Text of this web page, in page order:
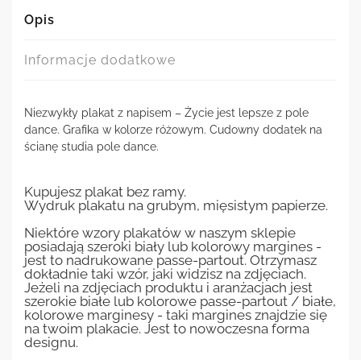
Opis
Informacje dodatkowe
Niezwykły plakat z napisem – Życie jest lepsze z pole
dance. Grafika w kolorze różowym. Cudowny dodatek na
ścianę studia pole dance.
Kupujesz plakat bez ramy.
Wydruk plakatu na grubym, mięsistym papierze.
Niektóre wzory plakatów w naszym sklepie
posiadają szeroki biały lub kolorowy margines -
jest to nadrukowane passe-partout. Otrzymasz
dokładnie taki wzór, jaki widzisz na zdjęciach.
Jeżeli na zdjęciach produktu i aranżacjach jest
szerokie białe lub kolorowe passe-partout / białe,
kolorowe marginesy - taki margines znajdzie się
na twoim plakacie. Jest to nowoczesna forma
designu.